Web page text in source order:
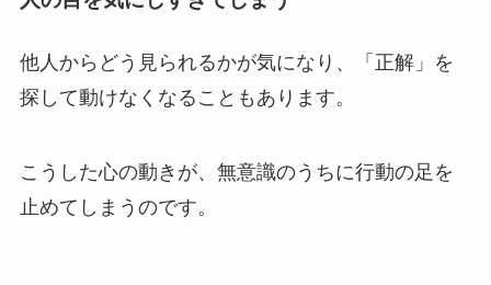
他人からどう見られるかが気になり、「正解」を
探して動けなくなることもあります。
こうした心の動きが、無意識のうちに行動の足を
止めてしまうのです。